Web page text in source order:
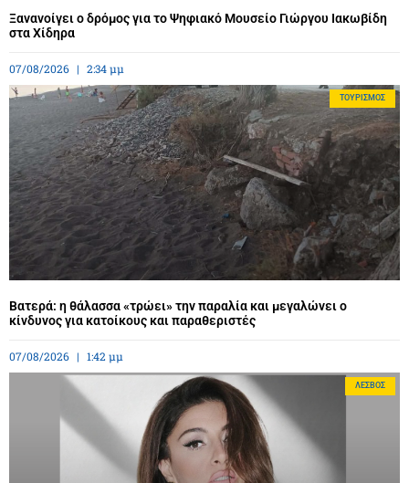
Ξανανοίγει ο δρόμος για το Ψηφιακό Μουσείο Γιώργου Ιακωβίδη
στα Χίδηρα
07/08/2026 2:34 μμ
ΤΟΥΡΙΣΜΌΣ
Βατερά: η θάλασσα «τρώει» την παραλία και μεγαλώνει ο
κίνδυνος για κατοίκους και παραθεριστές
07/08/2026 1:42 μμ
ΛΈΣΒΟΣ